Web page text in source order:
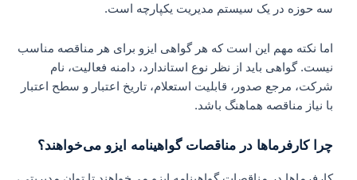
سه حوزه در یک سیستم مدیریت یکپارچه است.
اما نکته مهم این است که هر گواهی ایزو برای هر مناقصه مناسب
نیست. گواهی باید از نظر نوع استاندارد، دامنه فعالیت، نام
شرکت، مرجع صدور، قابلیت استعلام، تاریخ اعتبار و سطح اعتبار
با نیاز مناقصه هماهنگ باشد.
چرا کارفرماها در مناقصات گواهینامه ایزو می‌خواهند؟